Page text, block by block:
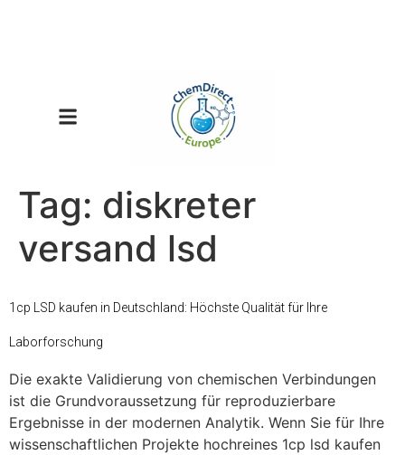
Tag: diskreter
versand lsd
1cp LSD kaufen in Deutschland: Höchste Qualität für Ihre
Laborforschung
Die exakte Validierung von chemischen Verbindungen
ist die Grundvoraussetzung für reproduzierbare
Ergebnisse in der modernen Analytik. Wenn Sie für Ihre
wissenschaftlichen Projekte hochreines 1cp lsd kaufen